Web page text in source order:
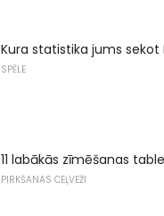
Kura statistika jums sekot
SPĒLE
11 labākās zīmēšanas
PIRKŠANAS CEĻVEŽI